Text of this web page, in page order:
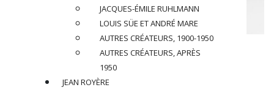
VASSIL IVANOFF
Sculpture, circa 1950
JACQUES-ÉMILE RUHLMANN
LOUIS SÜE ET ANDRÉ MARE
AUTRES CRÉATEURS, 1900-1950
AUTRES CRÉATEURS, APRÈS
1950
JEAN ROYÈRE